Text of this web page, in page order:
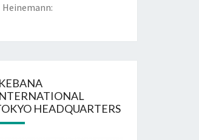
Heinemann:
HEADQUARTERS